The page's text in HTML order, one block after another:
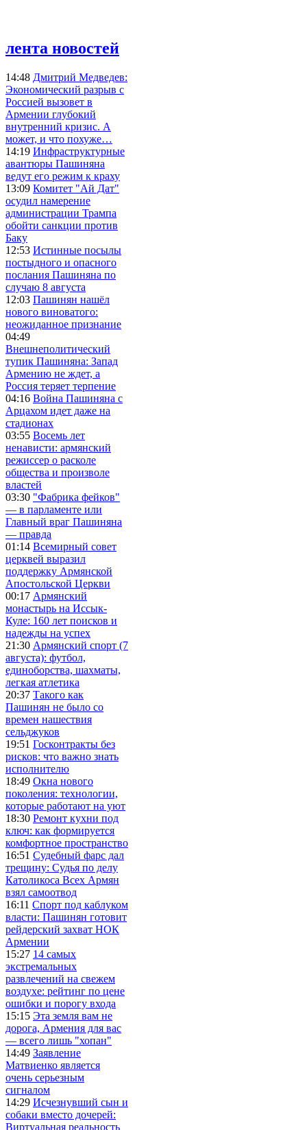
лента новостей
14:48 Дмитрий Медведев:
Экономический разрыв с
Россией вызовет в
Армении глубокий
внутренний кризис. А
может, и что похуже…
14:19 Инфраструктурные
авантюры Пашиняна
ведут его режим к краху
13:09 Комитет "Ай Дат"
осудил намерение
администрации Трампа
обойти санкции против
Баку
12:53 Истинные посылы
постыдного и опасного
послания Пашиняна по
случаю 8 августа
12:03 Пашинян нашёл
нового виноватого:
неожиданное признание
04:49
Внешнеполитический
тупик Пашиняна: Запад
Армению не ждет, а
Россия теряет терпение
04:16 Война Пашиняна с
Арцахом идет даже на
стадионах
03:55 Восемь лет
ненависти: армянский
режиссер о расколе
общества и произволе
властей
03:30 "Фабрика фейков"
— в парламенте или
Главный враг Пашиняна
— правда
01:14 Всемирный совет
церквей выразил
поддержку Армянской
Апостольской Церкви
00:17 Армянский
монастырь на Иссык-
Куле: 160 лет поисков и
надежды на успех
21:30 Армянский спорт (7
августа): футбол,
единоборства, шахматы,
легкая атлетика
20:37 Такого как
Пашинян не было со
времен нашествия
сельджуков
19:51 Госконтракты без
рисков: что важно знать
исполнителю
18:49 Окна нового
поколения: технологии,
которые работают на уют
18:30 Ремонт кухни под
ключ: как формируется
комфортное пространство
16:51 Судебный фарс дал
трещину: Судья по делу
Католикоса Всех Армян
взял самоотвод
16:11 Спорт под каблуком
власти: Пашинян готовит
рейдерский захват НОК
Армении
15:27 14 самых
экстремальных
развлечений на свежем
воздухе: рейтинг по цене
ошибки и порогу входа
15:15 Эта земля вам не
дорога, Армения для вас
— всего лишь "хопан"
14:49 Заявление
Матвиенко является
очень серьезным
сигналом
14:29 Исчезнувший сын и
собаки вместо дочерей:
Виртуальная реальность